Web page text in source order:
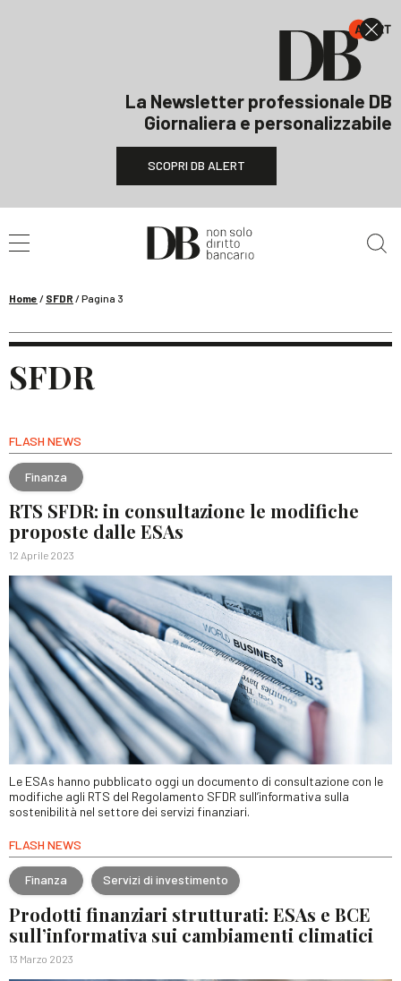
La Newsletter professionale DB
Giornaliera e personalizzabile
SCOPRI DB ALERT
Home / SFDR /Pagina 3
SFDR
FLASH NEWS
Finanza
RTS SFDR: in consultazione le modifiche
proposte dalle ESAs
12 Aprile 2023
Le ESAs hanno pubblicato oggi un documento di consultazione con le
modifiche agli RTS del Regolamento SFDR sull’informativa sulla
sostenibilità nel settore dei servizi finanziari.
FLASH NEWS
Finanza Servizi di investimento
Prodotti finanziari strutturati: ESAs e BCE
sull’informativa sui cambiamenti climatici
13 Marzo 2023